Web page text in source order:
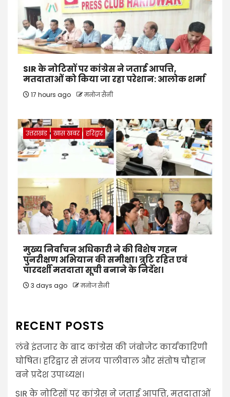
SIR के नोटिसों पर कांग्रेस ने जताई आपत्ति,
मतदाताओं को किया जा रहा परेशान: आलोक शर्मा
17 hours ago मनोज सैनी
उत्तराखंड खास खबर हरिद्वार
मुख्य निर्वाचन अधिकारी ने की विशेष गहन
पुनरीक्षण अभियान की समीक्षा। त्रुटि रहित एवं
पारदर्शी मतदाता सूची बनाने के निर्देश।
3 days ago मनोज सैनी
RECENT POSTS
लंबे इंतजार के बाद कांग्रेस की जंबोजेट कार्यकारिणी
घोषित। हरिद्वार से संजय पालीवाल और संतोष चौहान
बने प्रदेश उपाध्यक्ष।
SIR के नोटिसों पर कांग्रेस ने जताई आपत्ति, मतदाताओं